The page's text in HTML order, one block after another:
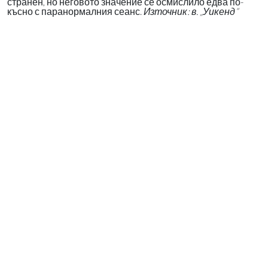
късно с паранормалния сеанс. Източник: в. „Уикенд“